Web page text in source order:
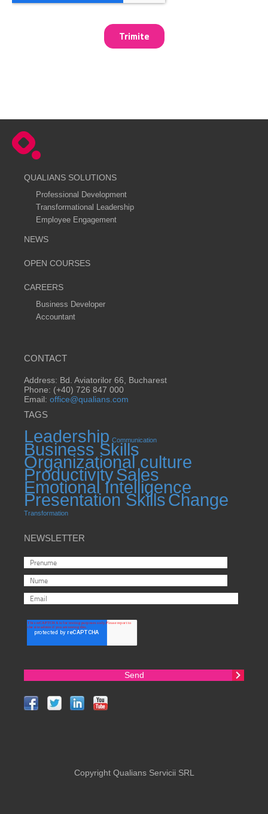
QUALIANS SOLUTIONS
Professional Development
Transformational Leadership
Employee Engagement
NEWS
OPEN COURSES
CAREERS
Business Developer
Accountant
CONTACT
Address: Bd. Aviatorilor 66, Bucharest
Phone: (+40) 726 847 000
Email: office@qualians.com
TAGS
Leadership Communication
Business Skills
Organizational culture
ProductivitySales
Emotional Intelligence
Presentation SkillsChange
Transformation
NEWSLETTER
Copyright Qualians Servicii SRL